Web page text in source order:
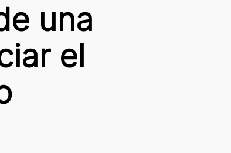
una
el